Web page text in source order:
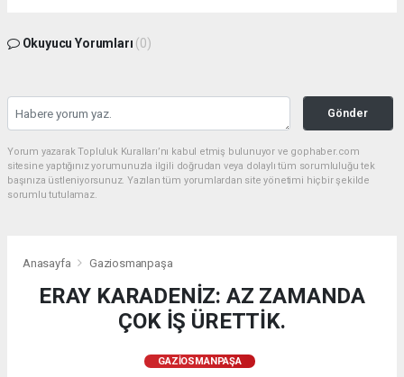
Okuyucu Yorumları (0)
Gönder
Yorum yazarak Topluluk Kuralları’nı kabul etmiş bulunuyor ve gophaber.com
sitesine yaptığınız yorumunuzla ilgili doğrudan veya dolaylı tüm sorumluluğu tek
başınıza üstleniyorsunuz. Yazılan tüm yorumlardan site yönetimi hiçbir şekilde
sorumlu tutulamaz.
Anasayfa Gaziosmanpaşa
ERAY KARADENİZ: AZ ZAMANDA
ÇOK İŞ ÜRETTİK.
GAZIOSMANPAŞA